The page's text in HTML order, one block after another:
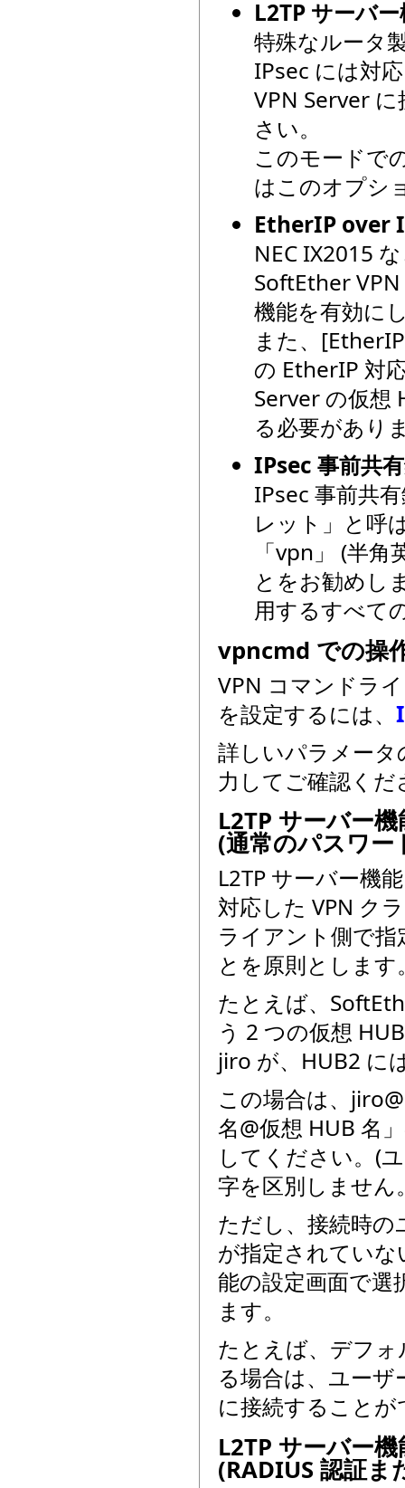
L2TP サーバ
特殊なルータ
IPsec には対
VPN Server
さい。
このモードで
はこのオプシ
EtherIP over
NEC IX2015
SoftEther
機能を有効に
また、
の EtherIP 対
Server の仮想
る必要があり
IPsec 事前共
IPsec 事前共
レット」と呼
「vpn」 (半
とをお勧めし
用するすべて
vpncmd での操
VPN コマンドラ
を設定するには、
詳しいパラメー
力してご確認くだ
L2TP サーバー
(通常のパスワー
L2TP サーバー機
対応した VPN ク
ライアント側で
とを原則とします
たとえば、
う 2 つの仮想
jiro が、HUB2 に
この場合は、
名@仮想 HUB 名
してください。(
字を区別しません
ただし、接続時の
が指定されてい
能の設定画面で選
ます。
たとえば、デフ
る場合は、ユー
に接続すること
L2TP サーバー
(RADIUS 認証